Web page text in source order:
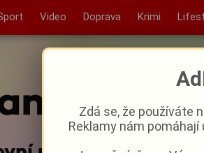
Video Doprava Krimi
Zdá se, že používáte
Reklamy nám